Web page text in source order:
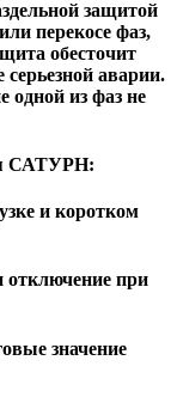
защитой
перекосе фаз,
обесточит
серьезной аварии.
одной из фаз не
САТУРН:
и коротком
отключение при
значение